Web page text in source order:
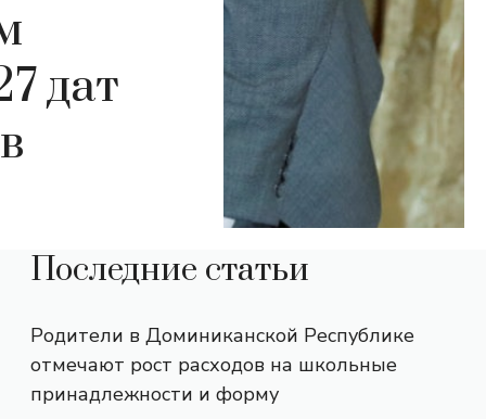
дат
Последние статьи
Родители в Доминиканской Республике
отмечают рост расходов на школьные
принадлежности и форму